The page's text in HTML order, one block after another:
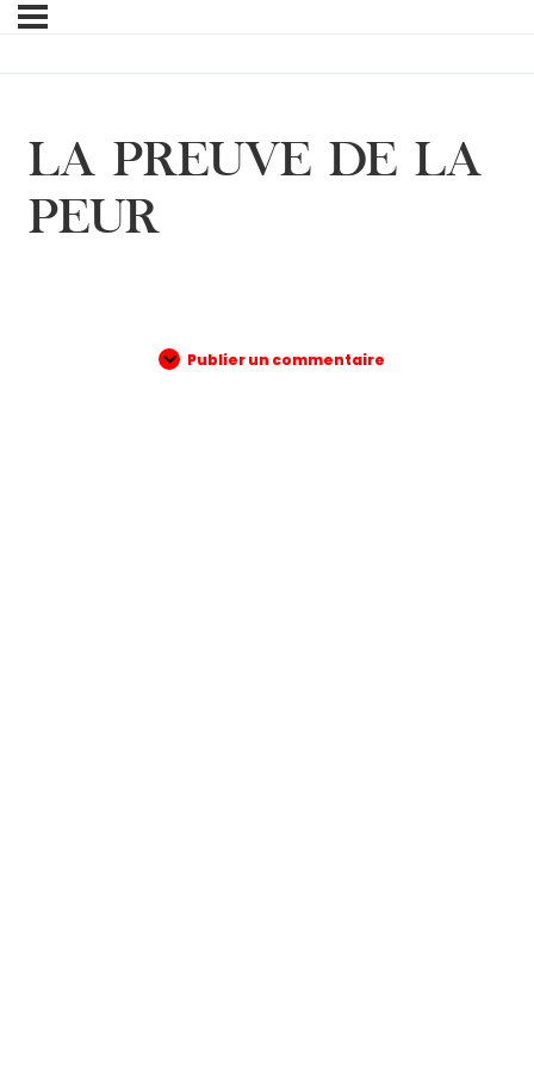
LA PREUVE DE LA
PEUR
Publier un commentaire